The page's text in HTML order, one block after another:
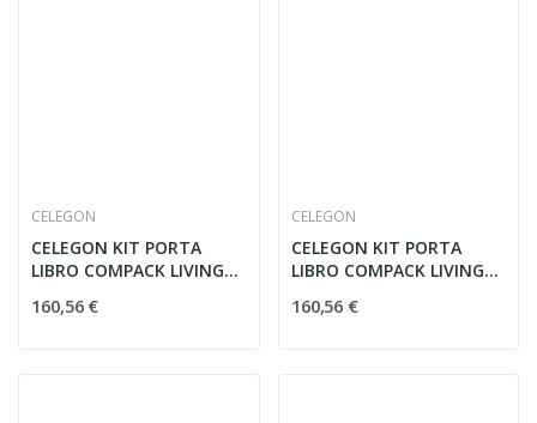
CELEGON
CELEGON KIT PORTA
LIBRO COMPACK LIVING
160,56 €
CELEGON
CELEGON KIT PORTA
LIBRO COMPACK LIVING
160,56 €